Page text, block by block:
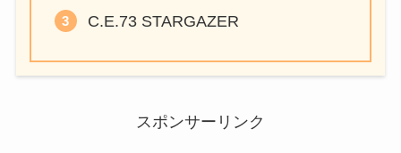
C.E.73 STARGAZER
スポンサーリンク